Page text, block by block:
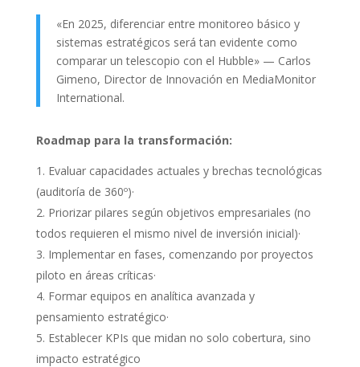
«En 2025, diferenciar entre monitoreo básico y
sistemas estratégicos será tan evidente como
comparar un telescopio con el Hubble» — Carlos
Gimeno, Director de Innovación en MediaMonitor
International.
Roadmap para la transformación:
Evaluar capacidades actuales y brechas tecnológicas
(auditoría de 360º)·
Priorizar pilares según objetivos empresariales (no
todos requieren el mismo nivel de inversión inicial)·
Implementar en fases, comenzando por proyectos
piloto en áreas críticas·
Formar equipos en analítica avanzada y
pensamiento estratégico·
Establecer KPIs que midan no solo cobertura, sino
impacto estratégico